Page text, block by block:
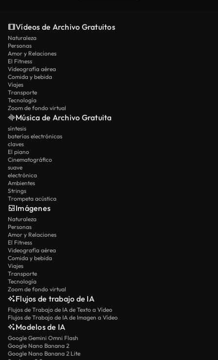
Vídeos de Archivo Gratuitos
Naturaleza
Personas
Amor y Relaciones
El Fitness
Videografía aérea
Comida y bebida
Viajes
Transporte
Tecnología
Zoom de fondo virtual
Música de Archivo Gratuita
síntesis
baterías electrónicas
claves
El piano
Cinematográfico
suave
electrónica
Ambientes
Strings
Trompeta acústica
Imágenes
Naturaleza
Personas
Amor y Relaciones
El Fitness
Videografía aérea
Comida y bebida
Viajes
Transporte
Tecnología
Zoom de fondo virtual
Flujos de trabajo de IA
Flujos de Trabajo de IA de Texto a Vídeo
Flujos de Trabajo de IA de Imagen a Vídeo
Modelos de IA
Google Gemini Omni Flash
Google Nano Banana 2
Google Nano Banana 2 Lite